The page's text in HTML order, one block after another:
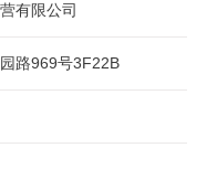
有限公司
路969号3F22B